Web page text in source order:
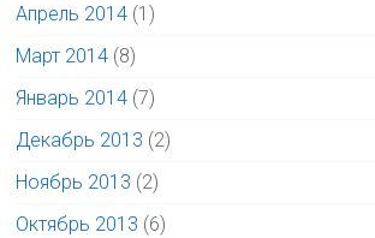
Апрель 2014 (1)
Март 2014 (8)
Январь 2014 (7)
Декабрь 2013 (2)
Ноябрь 2013 (2)
Октябрь 2013 (6)